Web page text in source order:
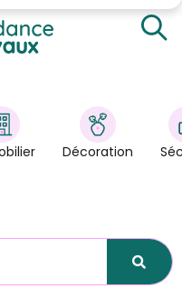
Décoration
Performance